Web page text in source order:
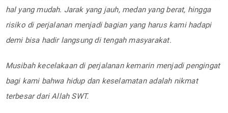
hal yang mudah. Jarak yang jauh, medan yang berat, hingga
risiko di perjalanan menjadi bagian yang harus kami hadapi
demi bisa hadir langsung di tengah masyarakat.
Musibah kecelakaan di perjalanan kemarin menjadi pengingat
bagi kami bahwa hidup dan keselamatan adalah nikmat
terbesar dari Allah SWT.